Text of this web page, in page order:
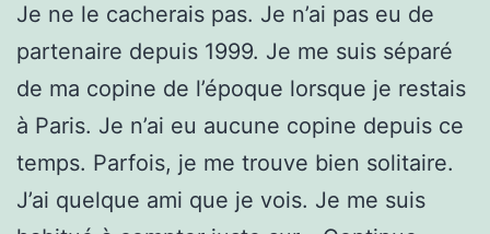
Je ne le cacherais pas. Je n’ai pas eu de
partenaire depuis 1999. Je me suis séparé
de ma copine de l’époque lorsque je restais
à Paris. Je n’ai eu aucune copine depuis ce
temps. Parfois, je me trouve bien solitaire.
J’ai quelque ami que je vois. Je me suis